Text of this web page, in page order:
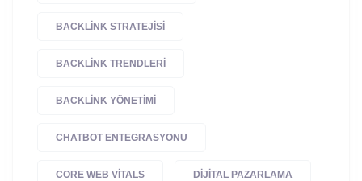
BACKLINK STRATEJISI
BACKLINK TRENDLERI
BACKLINK YÖNETIMI
CHATBOT ENTEGRASYONU
CORE WEB VITALS DIJITAL PAZARLAMA